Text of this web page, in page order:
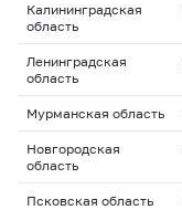
Калининградская
область
Ленинградская
область
Мурманская область
Новгородская
область
Псковская область